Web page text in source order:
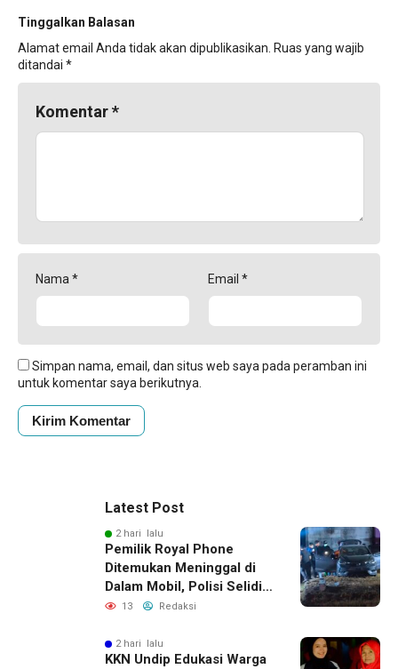
Tinggalkan Balasan
Alamat email Anda tidak akan dipublikasikan. Ruas yang wajib
ditandai *
Komentar*
Nama* Email *
Simpan nama, email, dan situs web saya pada peramban ini
untuk komentar saya berikutnya.
Latest Post
2 hari lalu
Pemilik Royal Phone
Ditemukan Meninggal di
Dalam Mobil, Polisi Selidiki
Dugaan Keterkaitan
13 Redaksi
2 hari lalu
KKN Undip Edukasi Warga